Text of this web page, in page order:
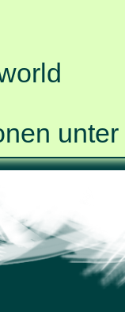
unter